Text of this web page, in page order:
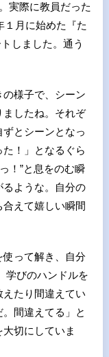
実際に教員だった
１月に始めた『た
しました。通う
様子で、シーン
ましたね。それぞ
とシーンとなっ
！」となるぐら
！”と息をのむ瞬
ような。自分の
えて嬉しい瞬間
って解き、自分
学びのハンドルを
たり間違えてい
間違えてる」と
切にしていま